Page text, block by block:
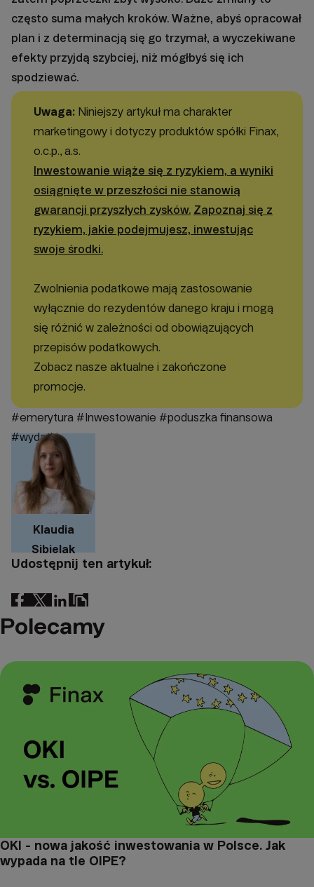
często suma małych kroków. Ważne, abyś opracował
plan i z determinacją się go trzymał, a wyczekiwane
efekty przyjdą szybciej, niż mógłbyś się ich
spodziewać.
Uwaga: Niniejszy artykuł ma charakter
marketingowy i dotyczy produktów spółki Finax,
o.c.p., a.s.
Inwestowanie wiąże się z ryzykiem, a wyniki
osiągnięte w przeszłości nie stanowią
gwarancji przyszłych zysków. Zapoznaj się z
ryzykiem, jakie podejmujesz, inwestując
swoje środki.
Zwolnienia podatkowe mają zastosowanie
wyłącznie do rezydentów danego kraju i mogą
się różnić w zależności od obowiązujących
przepisów podatkowych.
Zobacz nasze aktualne i zakończone
promocje.
#emerytura #Inwestowanie #poduszka finansowa
#wydatki
Klaudia
Sibielak
Udostępnij ten artykuł:
Polecamy
OKI - nowa jakość inwestowania w Polsce. Jak
wypada na tle OIPE?